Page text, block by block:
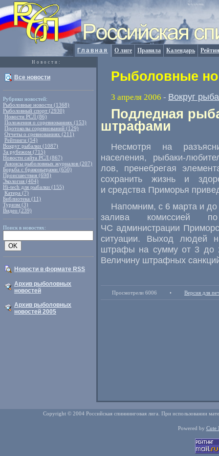
Главная О лиге Правила Календарь
Новости:
Все новости
Рубрики новостей:
Рыболовные новости (1368)
Рыболовный спорт (2930)
Новости РСЛ (86)
Положения о соревнованиях (153)
Протоколы соревнований (129)
Отчеты о сревнованиях (211)
Рейтинги (54)
Вокруг рыбалки (1087)
За рубежом (715)
Новости сайта РСЛ (867)
Анонсы рыболовных журналов (207)
Борьба с браконьерами (650)
Происшествия (698)
Экология (404)
Hi-tech для рыбалки (155)
Катера (7)
Библиотека (11)
Туризм (3)
Видео (239)
Поиск в новостях:
Новости в формате RSS
Архив рыболовных
новостей
Архив рыболовных
новостей 2005
Рыболовные
3 апреля 2006 - Вокруг
Подледная
штрафами
Несмотря на
населения, рыбаки-
лов, пренебрегая
сохранить жизнь и
и средства Приморья
Напомним, с 6 марта и до
залива комиссией
ЧС администрации
ситуации. Выход людей
штрафы на сумму от 3 до
Величину штрафных
Просмотрели 6006 • Версия для
Copyright © 2004 Российская спиннинговая лига. При использовании
Powered by Cute